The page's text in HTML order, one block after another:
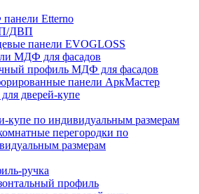
Etterno
ДВП
панели EVOGLOSS
МДФ для фасадов
профиль МДФ для фасадов
панели АркМастер
дверей-купе
купе по индивидуальным размерам
перегородки по
размерам
ручка
профиль